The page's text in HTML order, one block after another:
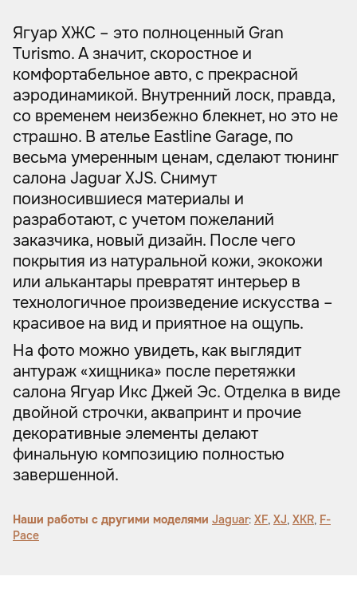
Ягуар ХЖС – это полноценный Gran
Turismo. А значит, скоростное и
комфортабельное авто, с прекрасной
аэродинамикой. Внутренний лоск, правда,
со временем неизбежно блекнет, но это не
страшно. В ателье Eastline Garage, по
весьма умеренным ценам, сделают тюнинг
салона Jaguar XJS. Снимут
поизносившиеся материалы и
разработают, с учетом пожеланий
заказчика, новый дизайн. После чего
покрытия из натуральной кожи, экокожи
или алькантары превратят интерьер в
технологичное произведение искусства –
красивое на вид и приятное на ощупь.
На фото можно увидеть, как выглядит
антураж «хищника» после перетяжки
салона Ягуар Икс Джей Эс. Отделка в виде
двойной строчки, аквапринт и прочие
декоративные элементы делают
финальную композицию полностью
завершенной.
Наши работы с другими моделями Jaguar: XF, XJ, XKR, F-
Pace